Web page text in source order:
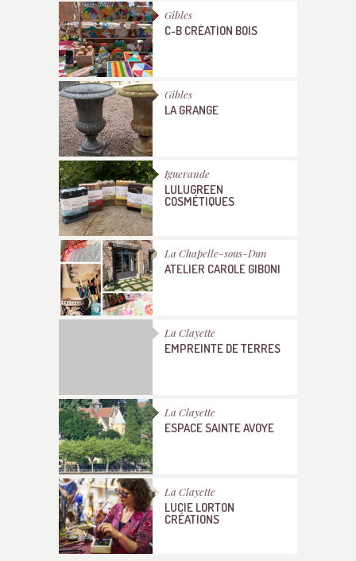
Gibles
C-B CRÉATION BOIS
Gibles
LA GRANGE
Iguerande
LULUGREEN
COSMÉTIQUES
La Chapelle-sous-Dun
ATELIER CAROLE GIBONI
La Clayette
EMPREINTE DE TERRES
La Clayette
ESPACE SAINTE AVOYE
La Clayette
LUCIE LORTON
CRÉATIONS